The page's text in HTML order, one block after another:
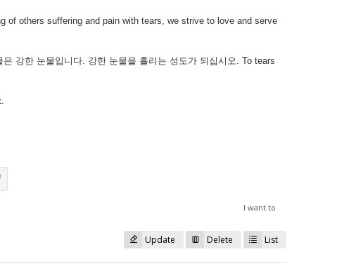
of others suffering and pain with tears, we strive to love and serve
강한 눈물입니다. 강한 눈물을 흘리는 성도가 되십시오. To tears
I want to
Update Delete List